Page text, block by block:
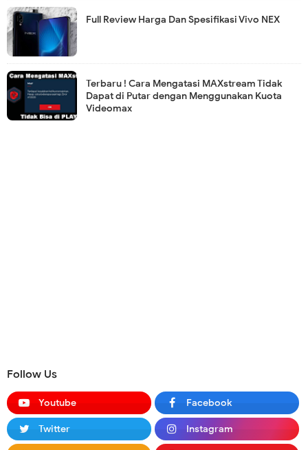
Full Review Harga Dan Spesifikasi Vivo NEX
Terbaru ! Cara Mengatasi MAXstream Tidak
Dapat di Putar dengan Menggunakan Kuota
Videomax
Follow Us
Youtube Facebook
Twitter Instagram